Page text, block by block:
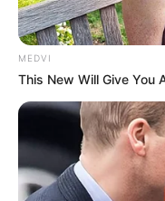
MEDVI
This New Will Give You